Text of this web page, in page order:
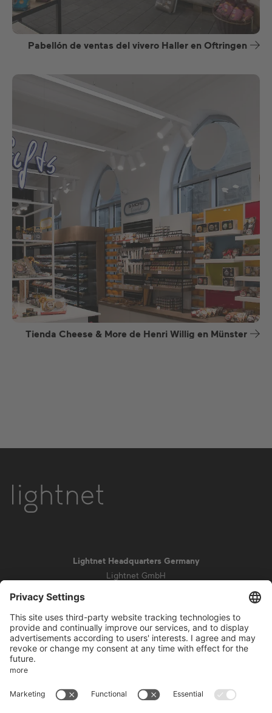
Pabellón de ventas del vivero Haller en Oftringen
Tienda Cheese & More de Henri Willig en Münster
Lightnet Headquarters Germany
Lightnet GmbH
info@lightnet.de
Política de privacidad